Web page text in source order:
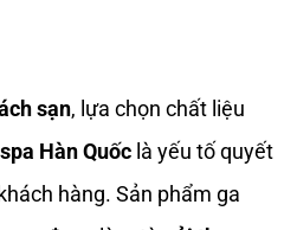
sạn, lựa chọn chất liệu
Hàn Quốc là yếu tố quyết
hàng. Sản phẩm ga